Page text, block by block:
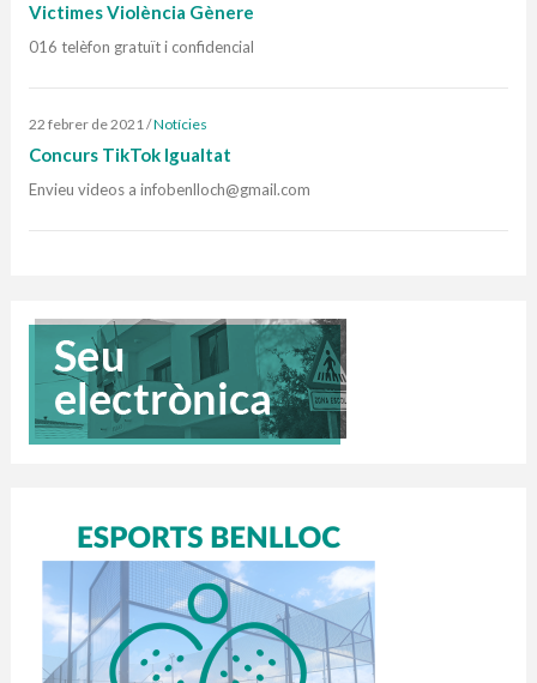
Victimes Violència Gènere
016 telèfon gratuït i confidencial
22 febrer de 2021/Notícies
Concurs TikTok Igualtat
Envieu videos a infobenlloch@gmail.com